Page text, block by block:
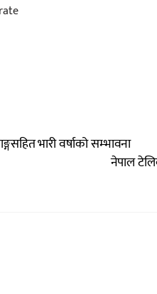
भारी वर्षाको सम्भावना
नेपाल